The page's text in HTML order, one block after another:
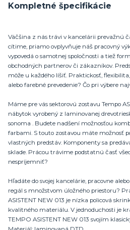
Kompletné špecifikácie
Väčšina z nás trávi v kancelárii prevažnú
cítime, priamo ovplyvňuje náš pracovný
vypovedá o samotnej spoločnosti a tiež
obchodných partnerov či zákazníkov.
môže u každého líšiť. Praktickosť,
alebo farebné prevedenie? Čo pri výbere
Máme pre vás sektorovú zostavu Tempo
nábytok vyrobený z laminovanej
sonoma . Budete nadšení možnosťou
farbami. S touto zostavou máte možnosť
vlastných predstáv. Komponenty sa
sklade. Prácou trávime podstatnú časť
nespríjemniť?
Hľadáte do svojej kancelárie, pracovne
regál s množstvom úložného priestoru?
ASISTENT NEW 013 je nízka policová
kvalitného materiálu. V jednoduchosti je
TEMPO ASISTENT NEW 013 svojím